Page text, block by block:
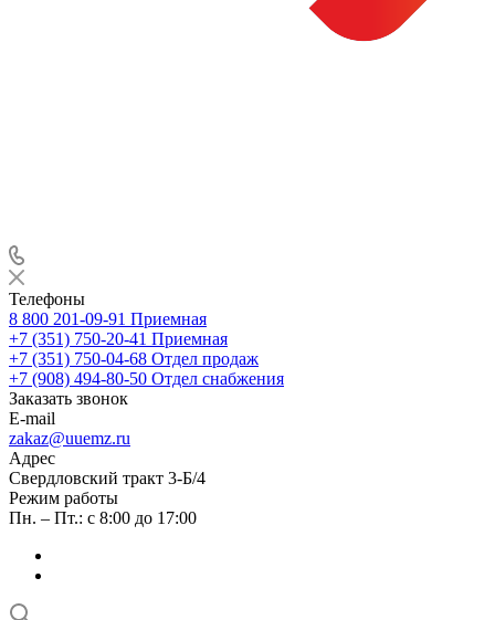
Телефоны
8 800 201-09-91 Приемная
+7 (351) 750-20-41 Приемная
+7 (351) 750-04-68 Отдел продаж
+7 (908) 494-80-50 Отдел снабжения
Заказать звонок
E-mail
zakaz@uuemz.ru
Адрес
Свердловский тракт 3-Б/4
Режим работы
Пн. – Пт.: с 8:00 до 17:00